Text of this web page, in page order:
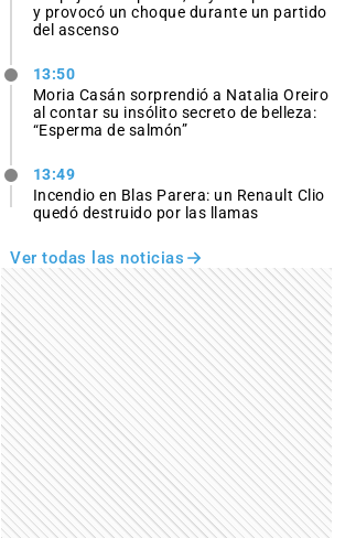
y provocó un choque durante un partido
del ascenso
13:50
Moria Casán sorprendió a Natalia Oreiro
al contar su insólito secreto de belleza:
“Esperma de salmón”
13:49
Incendio en Blas Parera: un Renault Clio
quedó destruido por las llamas
Ver todas las noticias